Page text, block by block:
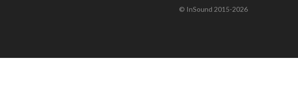
© InSound 2015-2026